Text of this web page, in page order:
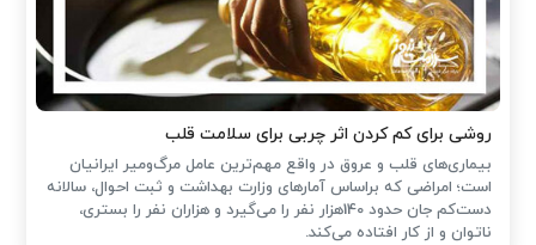
روشی برای کم کردن اثر چربی برای سلامت قلب
بیماری‌های قلب و عروق در واقع مهم‌ترین عامل مرگ‌ومیر ایرانیان
است؛ امراضی که براساس آمارهای وزارت بهداشت و ثبت احوال، سالانه
دست‌کم جان حدود 140هزار نفر را می‌گیرد و هزاران نفر را بستری،
ناتوان و از کار افتاده می‌کند.